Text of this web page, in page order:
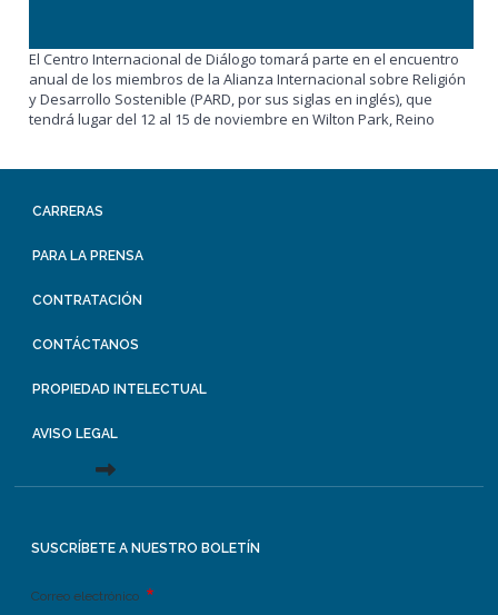
El Centro Internacional de Diálogo tomará parte en el encuentro
anual de los miembros de la Alianza Internacional sobre Religión
y Desarrollo Sostenible (PARD, por sus siglas en inglés), que
tendrá lugar del 12 al 15 de noviembre en Wilton Park, Reino
CARRERAS
PARA LA PRENSA
CONTRATACIÓN
CONTÁCTANOS
PROPIEDAD INTELECTUAL
AVISO LEGAL
SUSCRÍBETE A NUESTRO BOLETÍN
Correo electrónico